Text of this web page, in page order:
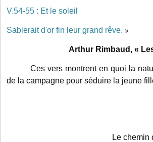
V.54-55 : Et le soleil
Sablerait d'or fin leur grand rêve. »
Arthur Rimbaud, «
Ces vers montrent en quoi la
de la campagne pour séduire la jeune
Le chemin